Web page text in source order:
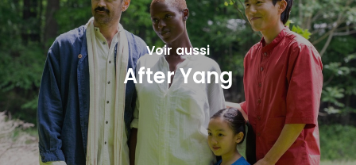
Voir aussi
After Yang